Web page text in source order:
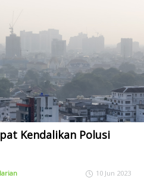
Kendalikan Polusi
10 Jun 2023